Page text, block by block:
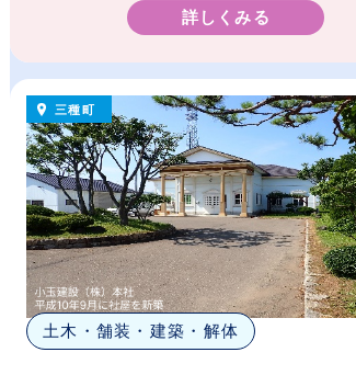
詳しくみる
三種町
土木・舗装・建築・解体